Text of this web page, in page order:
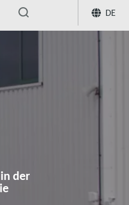
DE
Engagement für die Umwelt
der